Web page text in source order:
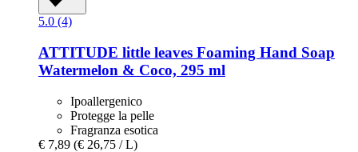
5.0 (4)
ATTITUDE little leaves Foaming Hand Soap
Watermelon & Coco, 295 ml
Ipoallergenico
Protegge la pelle
Fragranza esotica
€ 7,89 (€ 26,75 / L)